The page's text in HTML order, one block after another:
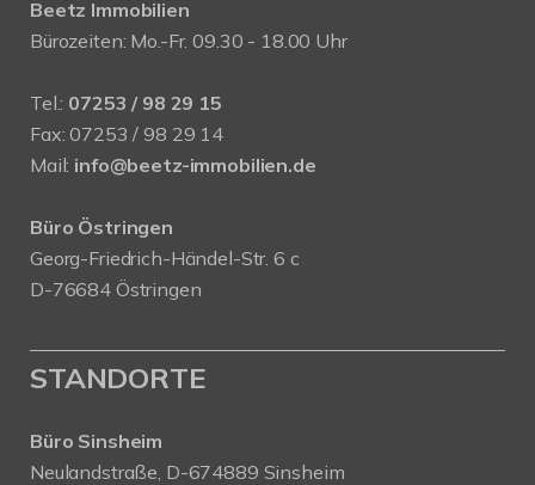
Beetz Immobilien
Bürozeiten: Mo.-Fr. 09.30 - 18.00 Uhr
Tel.: 07253 / 98 29 15
Fax: 07253 / 98 29 14
Mail: info@beetz-immobilien.de
Büro Östringen
Georg-Friedrich-Händel-Str. 6 c
D-76684 Östringen
STANDORTE
Büro Sinsheim
Neulandstraße, D-674889 Sinsheim